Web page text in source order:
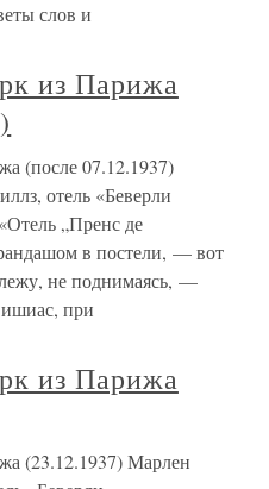
слов и
из Парижа
(после 07.12.1937)
отель «Беверли
„Пренс де
в постели, — вот
не поднимаясь, —
при
из Парижа
(23.12.1937) Марлен